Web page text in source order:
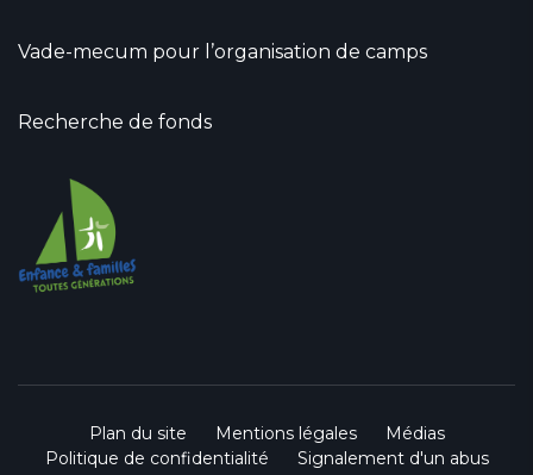
Vade-mecum pour l’organisation de camps
Recherche de fonds
Plan du site Mentions légales
Médias
Politique de confidentialité
Signalement d'un abus